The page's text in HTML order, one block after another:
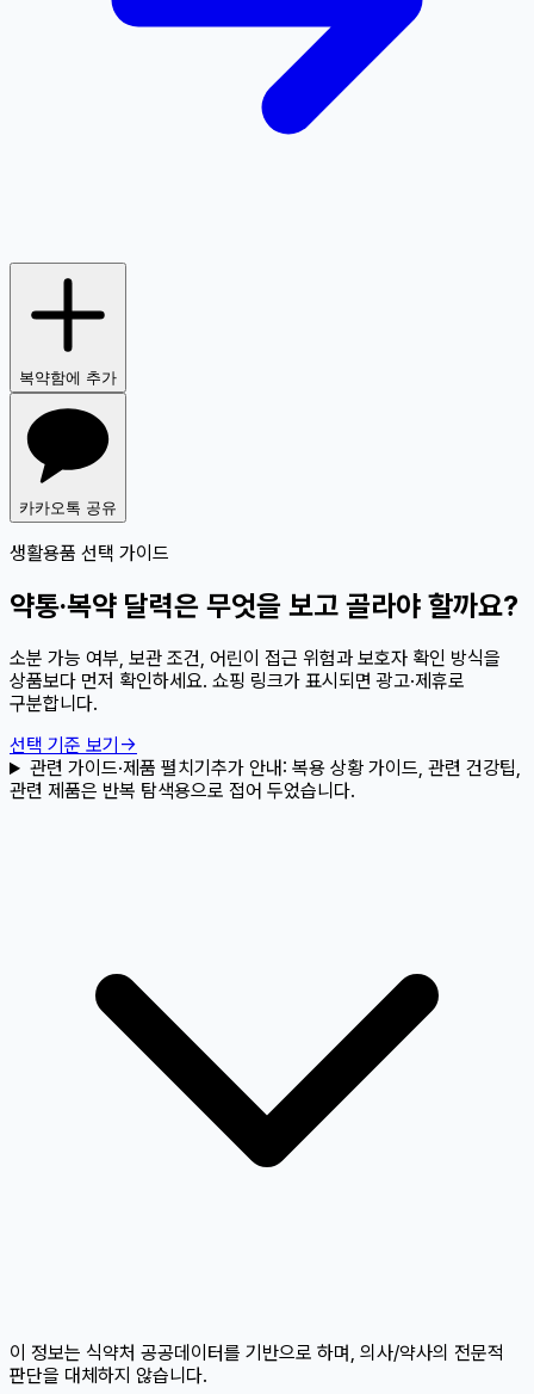
복약함에 추가
카카오톡 공유
생활용품 선택 가이드
약통·복약 달력은 무엇을 보고 골라야 할까요?
소분 가능 여부, 보관 조건, 어린이 접근 위험과 보호자 확인 방식을
상품보다 먼저 확인하세요. 쇼핑 링크가 표시되면 광고·제휴로
구분합니다.
선택 기준 보기 →
관련 가이드·제품 펼치기추가 안내: 복용 상황 가이드, 관련 건강팁,
관련 제품은 반복 탐색용으로 접어 두었습니다.
이 정보는 식약처 공공데이터를 기반으로 하며, 의사/약사의 전문적
판단을 대체하지 않습니다.